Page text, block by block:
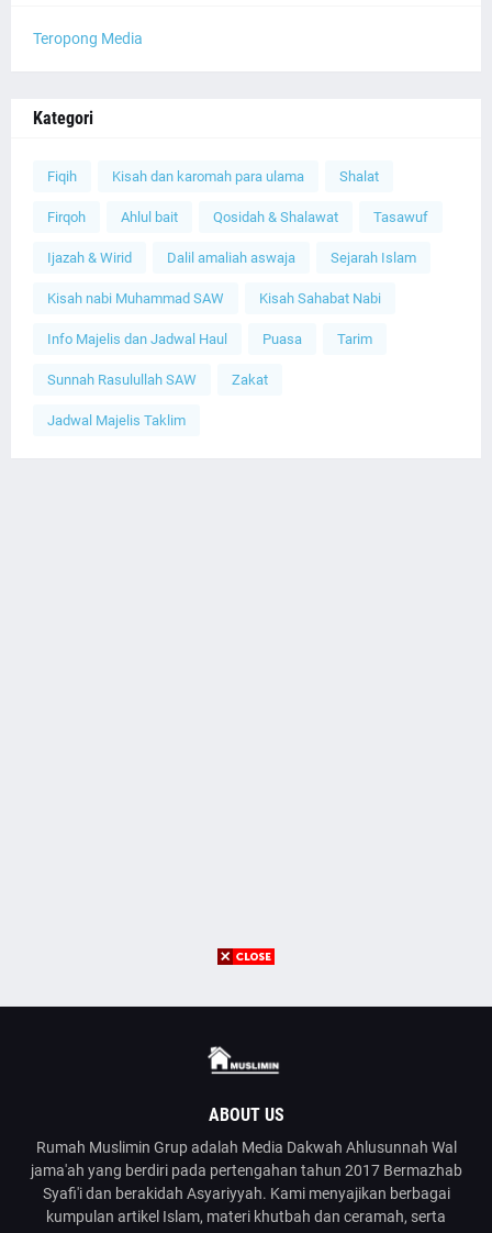
Teropong Media
Kategori
Fiqih Kisah dan karomah para ulama Shalat
Firqoh Ahlul bait Qosidah & Shalawat Tasawuf
Ijazah & Wirid Dalil amaliah aswaja Sejarah Islam
Kisah nabi Muhammad SAW Kisah Sahabat Nabi
Info Majelis dan Jadwal Haul Puasa Tarim
Sunnah Rasulullah SAW Zakat
Jadwal Majelis Taklim
ABOUT US
Rumah Muslimin Grup adalah Media Dakwah Ahlusunnah Wal
jama'ah yang berdiri pada pertengahan tahun 2017 Bermazhab
Syafi'i dan berakidah Asyariyyah. Kami menyajikan berbagai
kumpulan artikel Islam, materi khutbah dan ceramah, serta